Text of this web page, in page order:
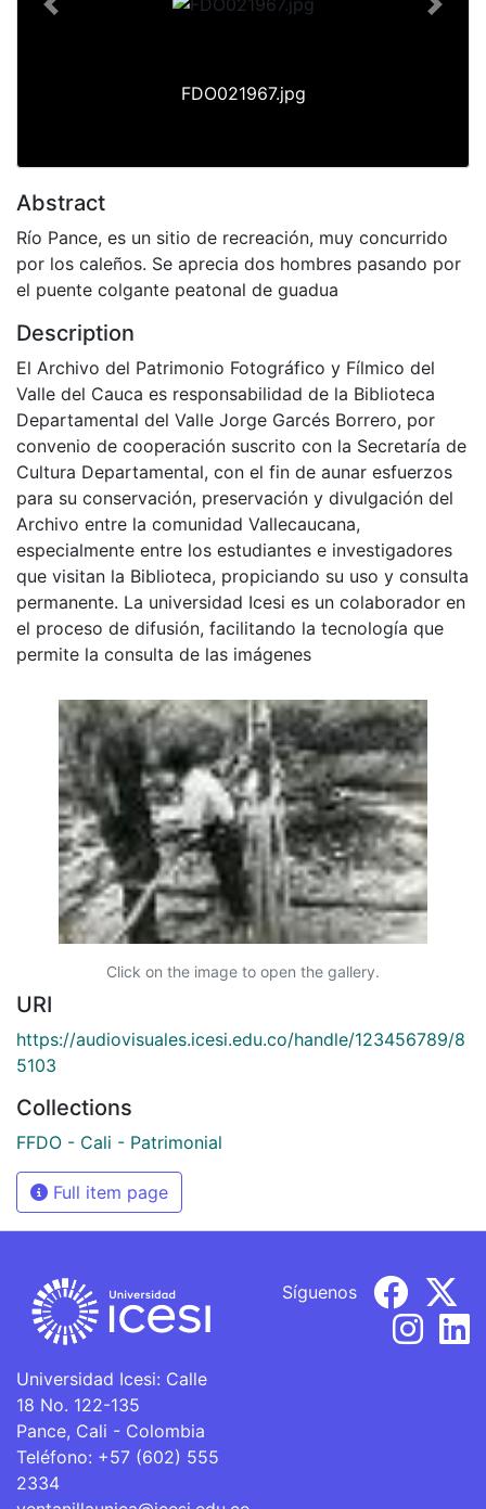
FDO021967.jpg
Previous Next
Abstract
Río Pance, es un sitio de recreación, muy concurrido
por los caleños. Se aprecia dos hombres pasando por
el puente colgante peatonal de guadua
Description
El Archivo del Patrimonio Fotográfico y Fílmico del
Valle del Cauca es responsabilidad de la Biblioteca
Departamental del Valle Jorge Garcés Borrero, por
convenio de cooperación suscrito con la Secretaría de
Cultura Departamental, con el fin de aunar esfuerzos
para su conservación, preservación y divulgación del
Archivo entre la comunidad Vallecaucana,
especialmente entre los estudiantes e investigadores
que visitan la Biblioteca, propiciando su uso y consulta
permanente. La universidad Icesi es un colaborador en
el proceso de difusión, facilitando la tecnología que
permite la consulta de las imágenes
Click on the image to open the gallery.
URI
https://audiovisuales.icesi.edu.co/handle/123456789/8
5103
Collections
FFDO - Cali - Patrimonial
Full item page
Universidad Icesi: Calle
18 No. 122-135
Pance, Cali - Colombia
Teléfono: +57 (602) 555
2334
Síguenos